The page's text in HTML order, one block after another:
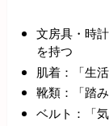
文房具・時
を持つ
肌着：「生
靴類：「踏
ベルト：「